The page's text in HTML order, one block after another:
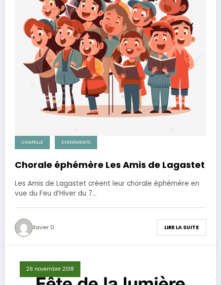
CHAPELLE EVENEMENTS
Chorale éphémère Les Amis de Lagastet
Les Amis de Lagastet créent leur chorale éphémère en
vue du Feu d’Hiver du 7…
Xavier D. LIRE LA SUITE
26 novembre 2018